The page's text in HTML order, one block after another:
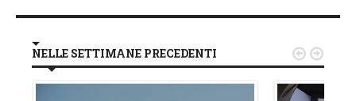
NELLE SETTIMANE PRECEDENTI  